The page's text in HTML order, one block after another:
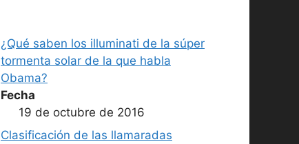
¿Qué saben los illuminati de la súper
tormenta solar de la que habla
Obama?
Fecha
19 de octubre de 2016
Clasificación de las llamaradas